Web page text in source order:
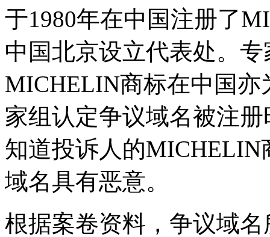
于1980年在中国注册了
中国北京设立代表处。
MICHELIN商标在中国
家组认定争议域名被注
知道投诉人的
域名具有恶意。
根据案卷资料，争议域